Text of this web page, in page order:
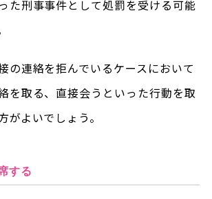
た刑事事件として処罰を受ける可能
の連絡を拒んでいるケースにおいて
を取る、直接会うといった行動を取
がよいでしょう。
する